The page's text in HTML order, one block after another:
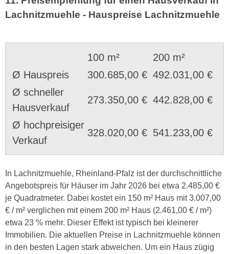
Lachnitzmuehle - Hauspreise Lachnitzmuehle
100 m²
200 m²
Ø Hauspreis
300.685,00 € 492.031,00 €
Ø schneller
Hausverkauf
273.350,00 € 442.828,00 €
Ø hochpreisiger
Verkauf
328.020,00 € 541.233,00 €
In Lachnitzmuehle, Rheinland-Pfalz ist der durchschnittliche
Angebotspreis für Häuser im Jahr 2026 bei etwa 2.485,00 €
je Quadratmeter. Dabei kostet ein 150 m² Haus mit 3.007,00
€ / m² verglichen mit einem 200 m² Haus (2.461,00 € / m²)
etwa 23 % mehr. Dieser Effekt ist typisch bei kleinerer
Immobilien. Die aktuellen Preise in Lachnitzmuehle können
in den besten Lagen stark abweichen. Um ein Haus zügig